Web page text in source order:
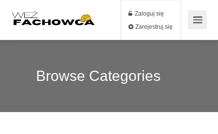
Zaloguj się
Zarejestruj się
Browse Categories